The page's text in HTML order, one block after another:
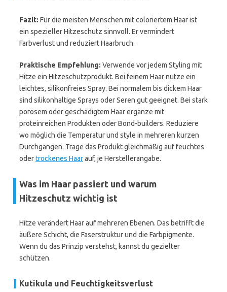
Fazit: Für die meisten Menschen mit coloriertem Haar ist
ein spezieller Hitzeschutz sinnvoll. Er vermindert
Farbverlust und reduziert Haarbruch.
Praktische Empfehlung: Verwende vor jedem Styling mit
Hitze ein Hitzeschutzprodukt. Bei feinem Haar nutze ein
leichtes, silikonfreies Spray. Bei normalem bis dickem Haar
sind silikonhaltige Sprays oder Seren gut geeignet. Bei stark
porösem oder geschädigtem Haar ergänze mit
proteinreichen Produkten oder Bond-builders. Reduziere
wo möglich die Temperatur und style in mehreren kurzen
Durchgängen. Trage das Produkt gleichmäßig auf feuchtes
odertrockenes Haarauf, je Herstellerangabe.
Was im Haar passiert und warum
Hitzeschutz wichtig ist
Hitze verändert Haar auf mehreren Ebenen. Das betrifft die
äußere Schicht, die Faserstruktur und die Farbpigmente.
Wenn du das Prinzip verstehst, kannst du gezielter
schützen.
Kutikula und Feuchtigkeitsverlust